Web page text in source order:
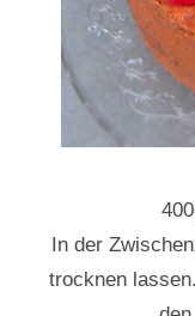
In der
trocknen